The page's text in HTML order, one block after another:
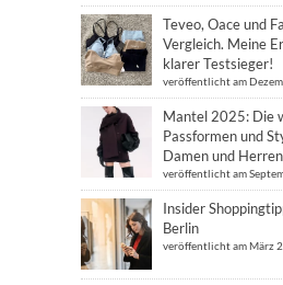
Teveo, Oace und
Vergleich. Meine
klarer Testsieger!
veröffentlicht am
Mantel 2025: Die
Passformen und
Damen und Herren
veröffentlicht am
Insider
Berlin
veröffentlicht am März